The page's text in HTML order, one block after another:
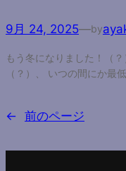
9月 24, 2025—by
もう冬になりました！（
（？）、 いつの間にか最
← 前のページ